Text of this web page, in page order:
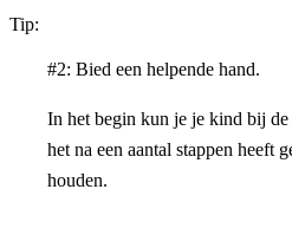
Tip:
#2: Bied een helpende hand.
In het begin kun je je kind bij de
het na een aantal stappen heeft
houden.